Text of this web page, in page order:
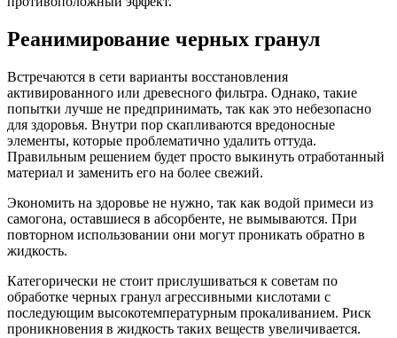
Реанимирование черных гранул
Встречаются в сети варианты восстановления
активированного или древесного фильтра. Однако, такие
попытки лучше не предпринимать, так как это небезопасно
для здоровья. Внутри пор скапливаются вредоносные
элементы, которые проблематично удалить оттуда.
Правильным решением будет просто выкинуть отработанный
материал и заменить его на более свежий.
Экономить на здоровье не нужно, так как водой примеси из
самогона, оставшиеся в абсорбенте, не вымываются. При
повторном использовании они могут проникать обратно в
жидкость.
Категорически не стоит прислушиваться к советам по
обработке черных гранул агрессивными кислотами с
последующим высокотемпературным прокаливанием. Риск
проникновения в жидкость таких веществ увеличивается.